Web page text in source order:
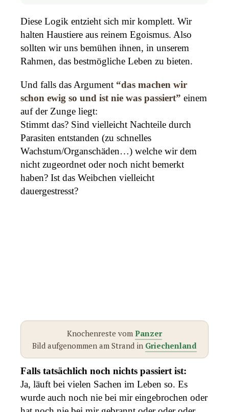
Diese Logik entzieht sich mir komplett. Wir
halten Haustiere aus reinem Egoismus. Also
sollten wir uns bemühen ihnen, in unserem
Rahmen, das bestmögliche Leben zu bieten.
Und falls das Argument “das machen wir
schon ewig so und ist nie was passiert” einem
auf der Zunge liegt:
Stimmt das? Sind vielleicht Nachteile durch
Parasiten entstanden (zu schnelles
Wachstum/Organschäden…) welche wir dem
nicht zugeordnet oder noch nicht bemerkt
haben? Ist das Weibchen vielleicht
dauergestresst?
Knochenreste vom Panzer
Bild aufgenommen am Strand in Griechenland
Falls tatsächlich noch nichts passiert ist:
Ja, läuft bei vielen Sachen im Leben so. Es
wurde auch noch nie bei mir eingebrochen oder